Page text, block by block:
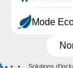
près